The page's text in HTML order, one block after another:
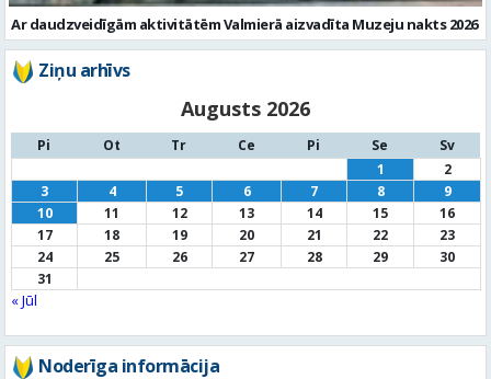
Ar daudzveidīgām aktivitātēm Valmierā aizvadīta Muzeju nakts 2026
Ziņu arhīvs
Augusts 2026
Pi Ot Tr Ce Pi Se
Sv
1
2
3
4 5 6 7 8
9
10
11 12 13 14 15
16
17
18 19 20 21 22
23
24
25 26 27 28 29
30
31
« Jūl
Noderīga informācija